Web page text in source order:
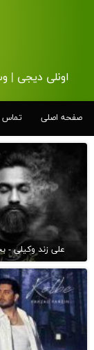
اونلی دیجی |
صفحه اصلی تماس
علی زند وکیلی -